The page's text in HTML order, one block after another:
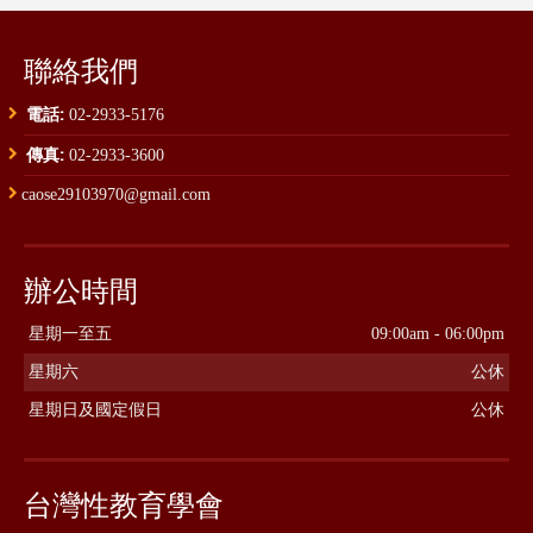
聯絡我們
電話: 02-2933-5176
傳真: 02-2933-3600
caose29103970@gmail.com
辦公時間
星期一至五 09:00am - 06:00pm
星期六 公休
星期日及國定假日 公休
台灣性教育學會